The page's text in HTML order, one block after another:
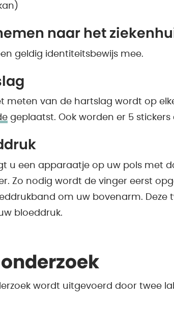
naar het
geldig identiteitsbewijs mee.
meten van de hartslag wordt op
geplaatst. Ook worden er 5
u een apparaatje op uw pols met
Zo nodig wordt de vinger eerst
om uw bovenarm. Deze
bloeddruk.
onderzoek
wordt uitgevoerd door twee